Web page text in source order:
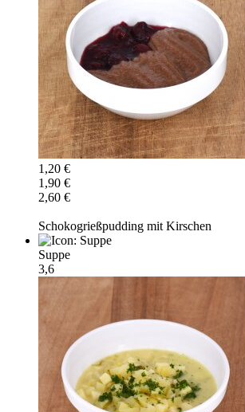
1,20 €
1,90 €
2,60 €
Schokogrießpudding mit Kirschen
Suppe
3,6